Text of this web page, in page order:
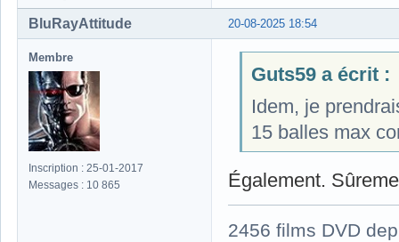
20-08-2025 18:54
BluRayAttitude
Membre
Inscription : 25-01-2017
Messages : 10 865
Guts59 a écrit :
Idem, je
15 balles max
Également.
2456 films DVD